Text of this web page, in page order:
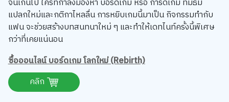
แฟน จะช่วยสร้างบทสนทนาใหม่ ๆ และทำให้เดทไนท์ครั้งนี้พิเศษ
กว่าที่เคยแน่นอน
ซื้อออนไลน์ บอร์ดเกม โลกใหม่ (Rebirth)
คลิก